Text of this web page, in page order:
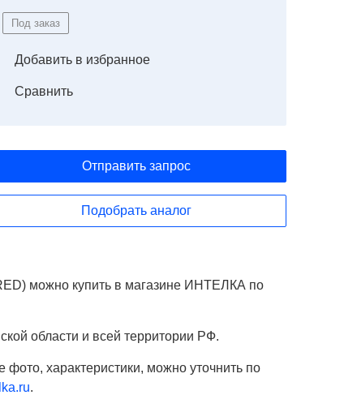
Под заказ
Добавить в избранное
Сравнить
Отправить запрос
Подобрать аналог
можно купить в магазине ИНТЕЛКА по
области и всей территории РФ.
характеристики, можно уточнить по
.